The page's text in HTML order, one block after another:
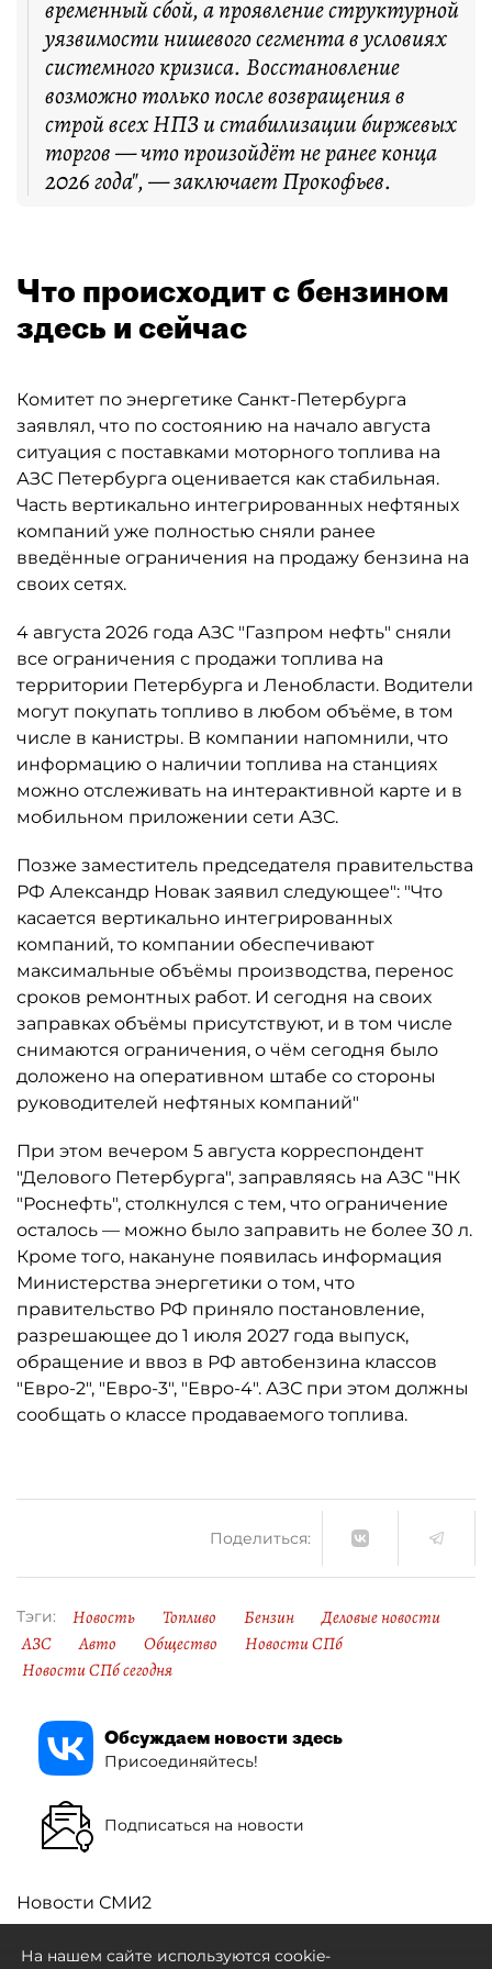
временный сбой, а проявление структурной
уязвимости нишевого сегмента в условиях
системного кризиса. Восстановление
возможно только после возвращения в
строй всех НПЗ и стабилизации биржевых
торгов — что произойдёт не ранее конца
2026 года", — заключает Прокофьев.
Что происходит с бензином
здесь и сейчас
Комитет по энергетике Санкт-Петербурга
заявлял, что по состоянию на начало августа
ситуация с поставками моторного топлива на
АЗС Петербурга оценивается как стабильная.
Часть вертикально интегрированных нефтяных
компаний уже полностью сняли ранее
введённые ограничения на продажу бензина на
своих сетях.
4 августа 2026 года АЗС "Газпром нефть" сняли
все ограничения с продажи топлива на
территории Петербурга и Ленобласти. Водители
могут покупать топливо в любом объёме, в том
числе в канистры. В компании напомнили, что
информацию о наличии топлива на станциях
можно отслеживать на интерактивной карте и в
мобильном приложении сети АЗС.
Позже заместитель председателя правительства
РФ Александр Новак заявил следующее": "Что
касается вертикально интегрированных
компаний, то компании обеспечивают
максимальные объёмы производства, перенос
сроков ремонтных работ. И сегодня на своих
заправках объёмы присутствуют, и в том числе
снимаются ограничения, о чём сегодня было
доложено на оперативном штабе со стороны
руководителей нефтяных компаний"
При этом вечером 5 августа корреспондент
"Делового Петербурга", заправляясь на АЗС "НК
"Роснефть", столкнулся с тем, что ограничение
осталось ­— можно было заправить не более 30 л.
Кроме того, накануне появилась информация
Министерства энергетики о том, что
правительство РФ приняло постановление,
разрешающее до 1 июля 2027 года выпуск,
обращение и ввоз в РФ автобензина классов
"Евро-2", "Евро-3", "Евро-4". АЗС при этом должны
сообщать о классе продаваемого топлива.
Поделиться:
Тэги: Новость Топливо Бензин
Деловые новости
АЗС
Авто Общество
Новости СПб
Новости СПб сегодня
Обсуждаем новости здесь
Присоединяйтесь!
Подписаться на новости
Новости СМИ2
На нашем сайте используются cookie-